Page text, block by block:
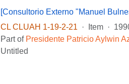
[Consultorio Externo "Manuel
CL CLUAH 1-19-2-21
· Item ·
Part of Presidente Patricio Aylwin
Untitled